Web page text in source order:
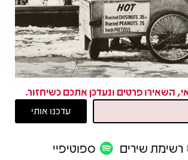
השאירו פרטים ונעדכן אתכם כשיחזור.
רשימת שירים ספוטיפיי